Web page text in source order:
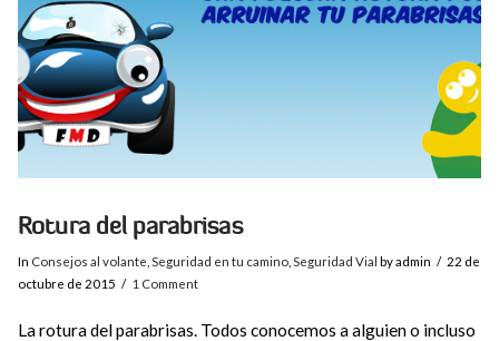
Rotura del parabrisas
In Consejos al volante Seguridad en tu camino, Seguridad Vial by admin
22 de
octubre de 2015
1 Comment
La rotura del parabrisas. Todos conocemos a alguien o incluso